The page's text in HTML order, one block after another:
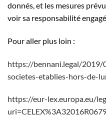
donnés, et les mesures
voir sa responsabilité
Pour aller plus loin :
https://bennani.legal/
societes-etablies-hors-de-
https://eur-lex.europa.eu/